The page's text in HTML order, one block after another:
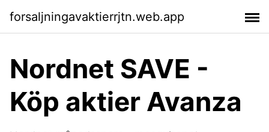
forsaljningavaktierrjtn.web.app
Nordnet SAVE -
Köp aktier Avanza